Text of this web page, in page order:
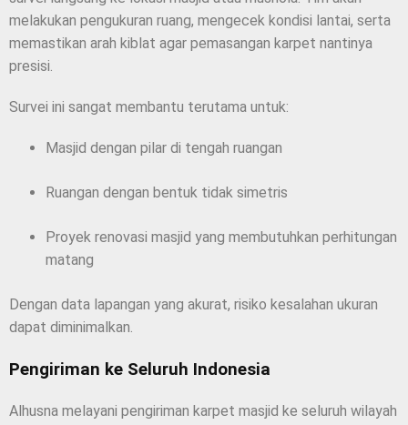
melakukan pengukuran ruang, mengecek kondisi lantai, serta
memastikan arah kiblat agar pemasangan karpet nantinya
presisi.
Survei ini sangat membantu terutama untuk:
Masjid dengan pilar di tengah ruangan
Ruangan dengan bentuk tidak simetris
Proyek renovasi masjid yang membutuhkan perhitungan
matang
Dengan data lapangan yang akurat, risiko kesalahan ukuran
dapat diminimalkan.
Pengiriman ke Seluruh Indonesia
Alhusna melayani pengiriman karpet masjid ke seluruh wilayah